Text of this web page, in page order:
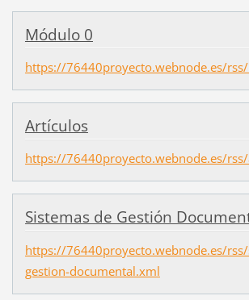
Módulo 0
https://76440proyecto.webnode.es/
Artículos
https://76440proyecto.webnode.es/
Sistemas de Gestión
https://76440proyecto.webnode.es/
gestion-documental.xml